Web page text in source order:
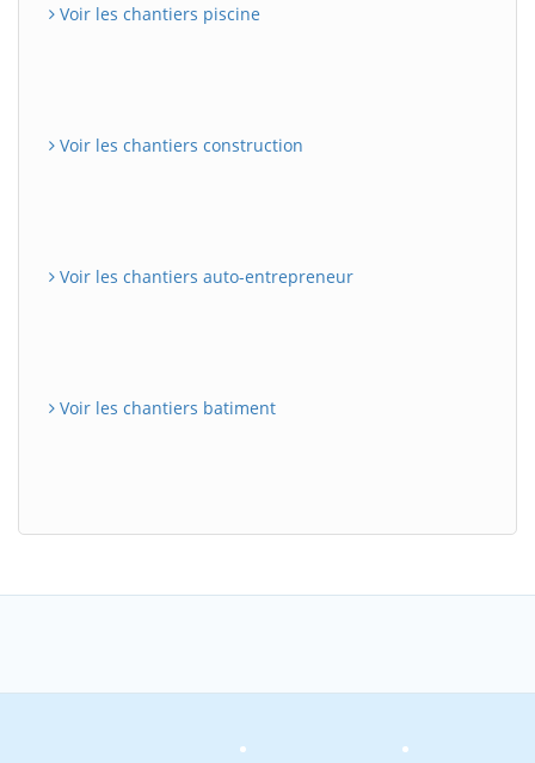
Voir les chantiers piscine
Voir les chantiers construction
Voir les chantiers auto-entrepreneur
Voir les chantiers batiment